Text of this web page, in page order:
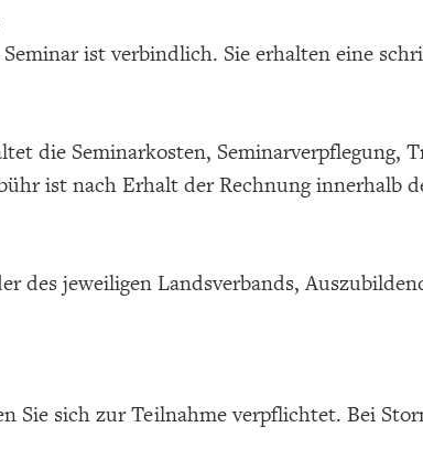
ist verbindlich. Sie erhalten eine
die Seminarkosten, Seminarverpflegung,
ist nach Erhalt der Rechnung innerhalb
des jeweiligen Landsverbands,
Sie sich zur Teilnahme verpflichtet. Bei